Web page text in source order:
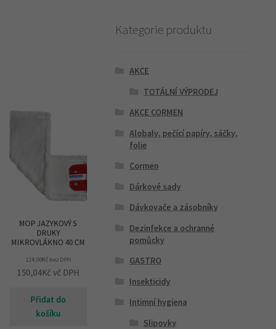
MOP JAZYKOVÝ S
DRUKY
MIKROVLÁKNO 40 CM
124,00Kč bez DPH
150,04Kč vč DPH
Přidat do
košíku
Kategorie produktu
AKCE
TOTÁLNÍ VÝPRODEJ
AKCE CORMEN
Alobaly, pečící papíry, sáčky,
folie
Cormen
Dárkové sady
Dávkovače a zásobníky
Dezinfekce a ochranné
pomůcky
GASTRO
Insekticidy
Intimní hygiena
Slipovky